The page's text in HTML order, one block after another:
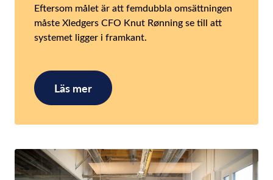
Eftersom målet är att femdubbla omsättningen
måste Xledgers CFO Knut Rønning se till att
systemet ligger i framkant.
Läs mer